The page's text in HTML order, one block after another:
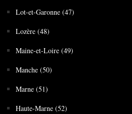
Lot-et-Garonne (47)
Lozère (48)
Maine-et-Loire (49)
Manche (50)
Marne (51)
Haute-Marne (52)